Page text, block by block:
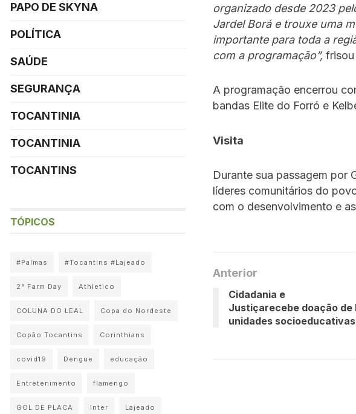
organizado desde 2023
Jardel Borá e trouxe uma
importante para toda a
com a programação”, frisou
A programação encerrou
bandas Elite do Forró e
Visita
Durante sua passagem por
líderes comunitários do
com o desenvolvimento e
Anterior
Cidadania e
Justiçarecebe doação de
unidades socioeducativas
PAPO DE SKYNA
POLÍTICA
SAÚDE
SEGURANÇA
TOCANTINIA
TOCANTINIA
TOCANTINS
TÓPICOS
#Palmas #Tocantins #Lajeado
2° Farm Day Athletico
COLUNA DO LEAL Copa do Nordeste
Copão Tocantins Corinthians
covid19 Dengue educação
Entretenimento flamengo
GOL DE PLACA Inter Lajeado